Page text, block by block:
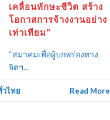
เคลื่อนทักษะชีวิต สร้าง
โอกาสการจ้างงานอย่าง
เท่าเทียม”
“สมาคมเพื่อผู้บกพร่องทาง
จิตฯ...
วไทย Read More